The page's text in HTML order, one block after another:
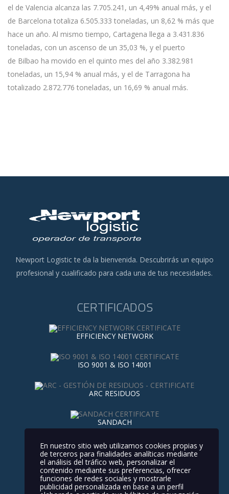
el de Valencia alcanza las 7.705.241, un 4,49% anual más, y el
de Barcelona totaliza 6.505.333 toneladas, un 8,62 % más que
hace un año. Al mismo tiempo, Cartagena llega a 3.431.836
toneladas, con un ascenso de un 35,03 %, y el puerto
de Bilbao ha movido en el quinto mes del año 3.382.981
toneladas, un 15,94 % anual más, y el de Tarragona ha
totalizado 2.872.776 toneladas, un 16,69 % anual más.
Newport Logistic te da la bienvenida. Descubrirás un equipo
profesional y cualificado para cada una de tus necesidades.
CERTIFICADOS
EFFICIENCY NETWORK
ISO 9001 & ISO 14001
ARC RESIDUOS
SANDACH
Contacto Nuestros Servicios
Noticias
Política de privacidad
Política de Calidad y Medio Ambiente
En nuestro sitio web utilizamos cookies propias y
de terceros para finalidades analíticas mediante
el análisis del tráfico web, personalizar el
contenido mediante sus preferencias, ofrecer
funciones de redes sociales y mostrarle
publicidad personalizada en base a un perfil